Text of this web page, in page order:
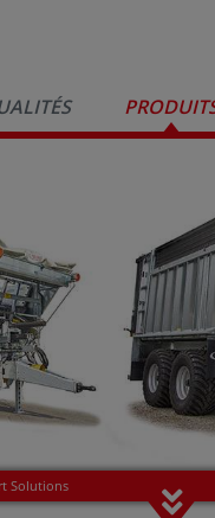
Solutions